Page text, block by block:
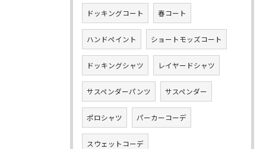
ドッキングコート 春コート
ハンドペイント ショートモッズコート
ドッキングシャツ レイヤードシャツ
サスペンダーパンツ サスペンダー
ポロシャツ パーカーコーデ
スウェットコーデ